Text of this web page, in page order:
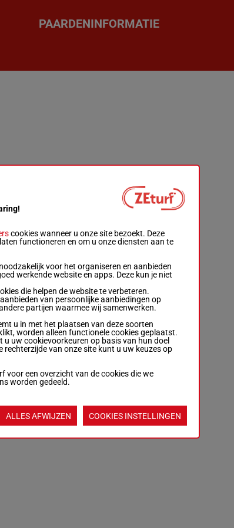
PAARDENINFORMATIE
cookies wanneer u onze site bezoekt. Deze
functioneren en om u onze diensten aan te
voor het organiseren en aanbieden
werkende website en apps. Deze kun je niet
die helpen de website te verbeteren.
van persoonlijke aanbiedingen op
partijen waarmee wij samenwerken.
u in met het plaatsen van deze soorten
worden alleen functionele cookies geplaatst.
u uw cookievoorkeuren op basis van hun doel
rechterzijde van onze site kunt u uw keuzes op
voor een overzicht van de cookies die we
worden gedeeld.
ALLES AFWIJZEN COOKIES INSTELLINGEN